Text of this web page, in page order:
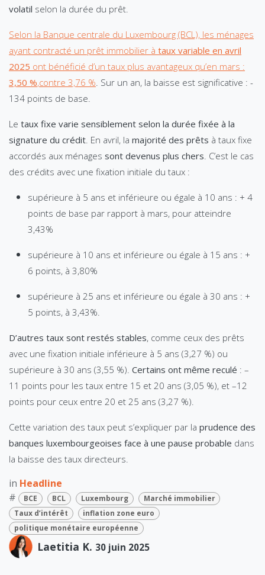
volatil selon la durée du prêt.
Selon la Banque centrale du Luxembourg (BCL), les ménages
ayant contracté un prêt immobilier à taux variable en avril
2025 ont bénéficié d’un taux plus avantageux qu’en mars :
3,50 %,contre 3,76 % . Sur un an, la baisse est significative : -
134 points de base.
Le taux fixe varie sensiblement selon la durée fixée à la
signature du crédit . En avril, la majorité des prêts à taux fixe
accordés aux ménages sont devenus plus chers . C’est le cas
des crédits avec une fixation initiale du taux :
supérieure à 5 ans et inférieure ou égale à 10 ans : + 4
points de base par rapport à mars, pour atteindre
3,43%
supérieure à 10 ans et inférieure ou égale à 15 ans : +
6 points, à 3,80%
supérieure à 25 ans et inférieure ou égale à 30 ans : +
5 points, à 3,43%.
D’autres taux sont restés stables, comme ceux des prêts
avec une fixation initiale inférieure à 5 ans (3,27 %) ou
supérieure à 30 ans (3,55 %). Certains ont même reculé : –
11 points pour les taux entre 15 et 20 ans (3,05 %), et –12
points pour ceux entre 20 et 25 ans (3,27 %).
Cette variation des taux peut s’expliquer par la prudence des
banques luxembourgeoises face à une pause probable dans
la baisse des taux directeurs.
in Headline
#
BCE BCL Luxembourg
Marché immobilier
Taux d’intérêt
inflation zone euro
politique monétaire européenne
Laetitia K. 30 juin 2025